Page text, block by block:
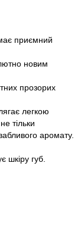
приємний
новим
прозорих
легкою
тільки
аромату.
шкіру губ.